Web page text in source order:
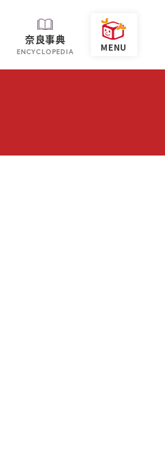
奈良事典
ENCYCLOPEDIA